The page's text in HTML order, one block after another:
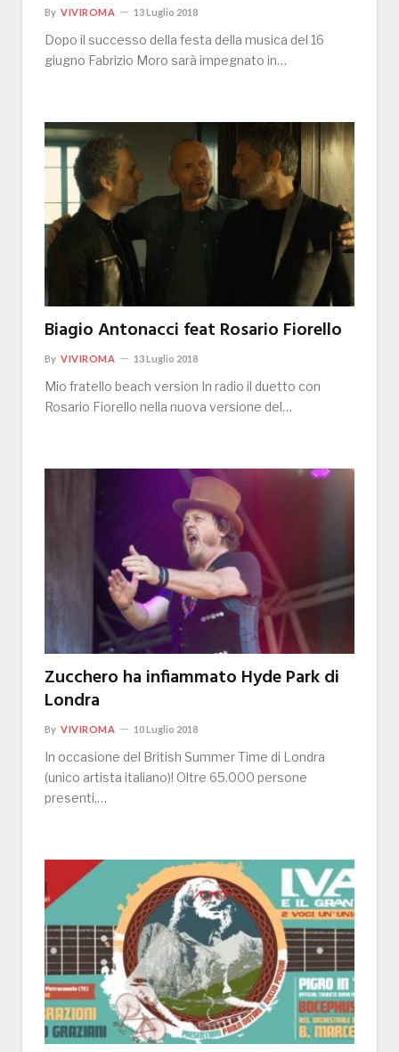
By VIVIROMA 13 Luglio 2018
Dopo il successo della festa della musica del 16
giugno Fabrizio Moro sarà impegnato in…
Biagio Antonacci feat Rosario Fiorello
By VIVIROMA 13 Luglio 2018
Mio fratello beach version In radio il duetto con
Rosario Fiorello nella nuova versione del…
Zucchero ha infiammato Hyde Park di
Londra
By VIVIROMA 10 Luglio 2018
In occasione del British Summer Time di Londra
(unico artista italiano)! Oltre 65.000 persone
presenti,…